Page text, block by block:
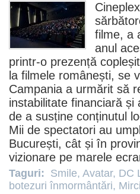
filme, a
anul
printr-o prezență
la filmele românești, se
Campania a urmărit să
instabilitate financiară
de a susține conținutul
Mii de spectatori au
București, cât și în
vizionare pe marele
Taguri: Smile, Avatar, DC
botezuri înmormântări,